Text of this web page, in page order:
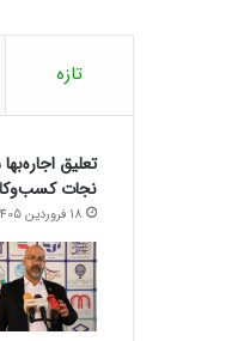
تازه
تعلیق
نجات
18 فروردین 1405